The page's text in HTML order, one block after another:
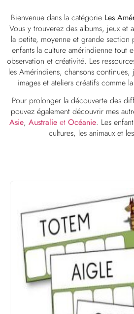
Bienvenue dans la catégorie Les
Vous y trouverez des albums, jeux et
la petite, moyenne et grande
enfants la culture amérindienne tout
observation et créativité. Les
les Amérindiens, chansons
images et ateliers créatifs comme
Pour prolonger la découverte des
pouvez également découvrir mes
Asie, Australie et Océanie. Les
cultures, les animaux et